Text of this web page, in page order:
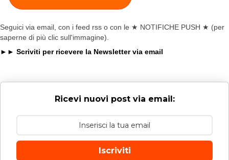
Seguici via email, con i feed rss o con le ★ NOTIFICHE PUSH ★ (per
saperne di più clic sull'immagine).
►► Scriviti per ricevere la Newsletter via email
Ricevi nuovi post via email:
Iscriviti